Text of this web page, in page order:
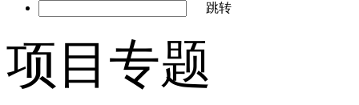
跳转
项目专题